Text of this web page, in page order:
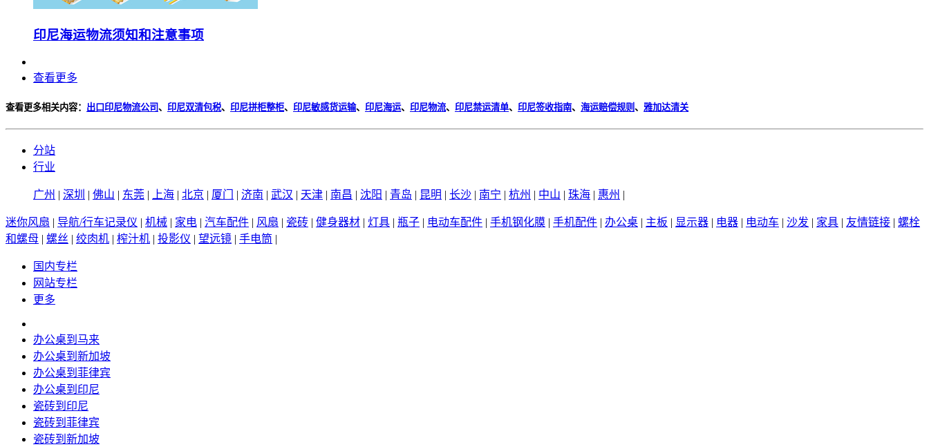
印尼海运物流须知和注意事项
查看更多
查看更多相关内容： 出口印尼物流公司 、 印尼双清包税、 印尼拼柜整柜、 印尼敏感货运输、 印尼海运、 印尼物流、 印尼禁运清单、 印尼签收指南、 海运赔偿规则 、 雅加达清关
分站
行业
广州 | 深圳 | 佛山 | 东莞 | 上海 | 北京 | 厦门 | 济南 | 武汉 | 天津 | 南昌 | 沈阳 | 青岛 | 昆明 | 长沙 | 南宁 | 杭州 | 中山 | 珠海 | 惠州 |
迷你风扇 | 导航/行车记录仪 | 机械 | 家电 | 汽车配件 | 风扇 | 瓷砖 | 健身器材 | 灯具 | 瓶子 | 电动车配件 | 手机钢化膜 | 手机配件 | 办公桌 | 主板 | 显示器 | 电器 | 电动车 | 沙发 | 家具 | 友情链接 | 螺栓
和螺母 | 螺丝 | 绞肉机 | 榨汁机 | 投影仪 | 望远镜 | 手电筒 |
国内专栏
网站专栏
更多
办公桌到马来
办公桌到新加坡
办公桌到菲律宾
办公桌到印尼
瓷砖到印尼
瓷砖到菲律宾
瓷砖到新加坡